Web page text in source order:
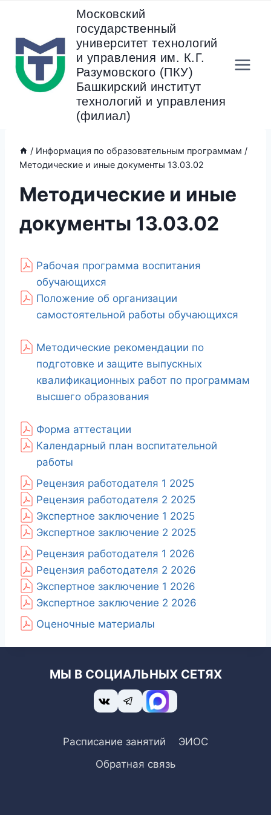
содержанию
Московский
государственный
университет технологий
и управления им. К.Г.
Разумовского (ПКУ)
Башкирский институт
технологий и управления
(филиал)
/ Информация по образовательным программам /
Методические и иные документы 13.03.02
Методические и иные
документы 13.03.02
Рабочая программа воспитания
обучающихся
Положение об организации
самостоятельной работы обучающихся
Методические рекомендации по
подготовке и защите выпускных
квалификационных работ по программам
высшего образования
Форма аттестации
Календарный план воспитательной
работы
Рецензия работодателя 1 2025
Рецензия работодателя 2 2025
Экспертное заключение 1 2025
Экспертное заключение 2 2025
Рецензия работодателя 1 2026
Рецензия работодателя 2 2026
Экспертное заключение 1 2026
Экспертное заключение 2 2026
Оценочные материалы
МЫ В СОЦИАЛЬНЫХ СЕТЯХ
Расписание занятий
ЭИОС
Обратная связь